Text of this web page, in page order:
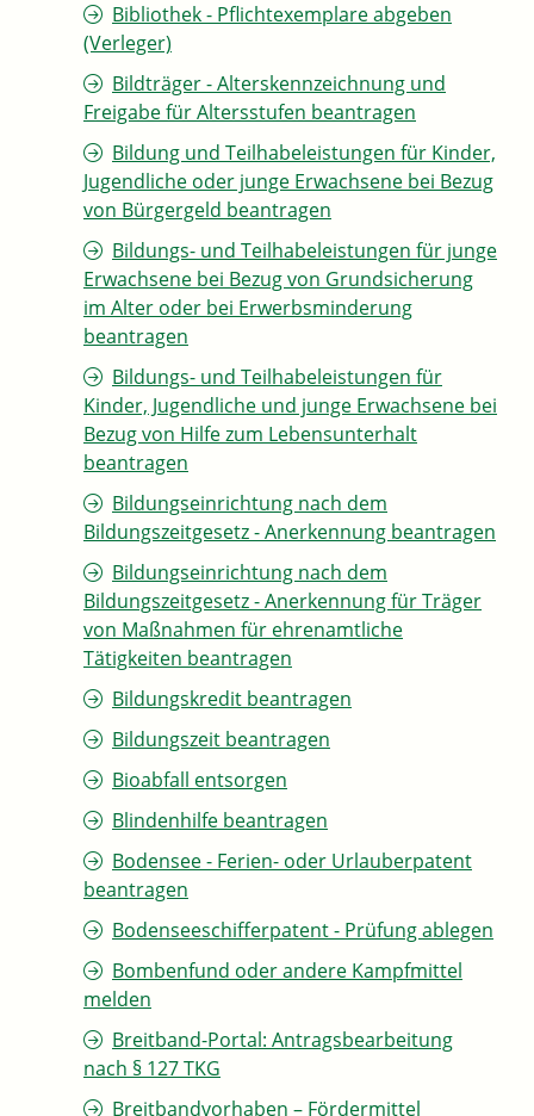
Bibliothek - Pflichtexemplare abgeben
(Verleger)
Bildträger - Alterskennzeichnung und
Freigabe für Altersstufen beantragen
Bildung und Teilhabeleistungen für Kinder,
Jugendliche oder junge Erwachsene bei Bezug
von Bürgergeld beantragen
Bildungs- und Teilhabeleistungen für junge
Erwachsene bei Bezug von Grundsicherung
im Alter oder bei Erwerbsminderung
beantragen
Bildungs- und Teilhabeleistungen für
Kinder, Jugendliche und junge Erwachsene bei
Bezug von Hilfe zum Lebensunterhalt
beantragen
Bildungseinrichtung nach dem
Bildungszeitgesetz - Anerkennung beantragen
Bildungseinrichtung nach dem
Bildungszeitgesetz - Anerkennung für Träger
von Maßnahmen für ehrenamtliche
Tätigkeiten beantragen
Bildungskredit beantragen
Bildungszeit beantragen
Bioabfall entsorgen
Blindenhilfe beantragen
Bodensee - Ferien- oder Urlauberpatent
beantragen
Bodenseeschifferpatent - Prüfung ablegen
Bombenfund oder andere Kampfmittel
melden
Breitband-Portal: Antragsbearbeitung
nach § 127 TKG
Breitbandvorhaben – Fördermittel